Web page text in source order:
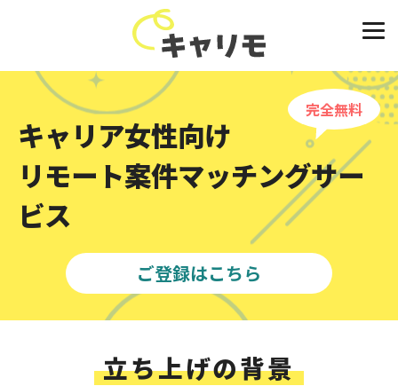
キャリア女性向け
リモート案件マッチングサー
ビス
完全無料
ご登録はこちら
立ち上げの背景